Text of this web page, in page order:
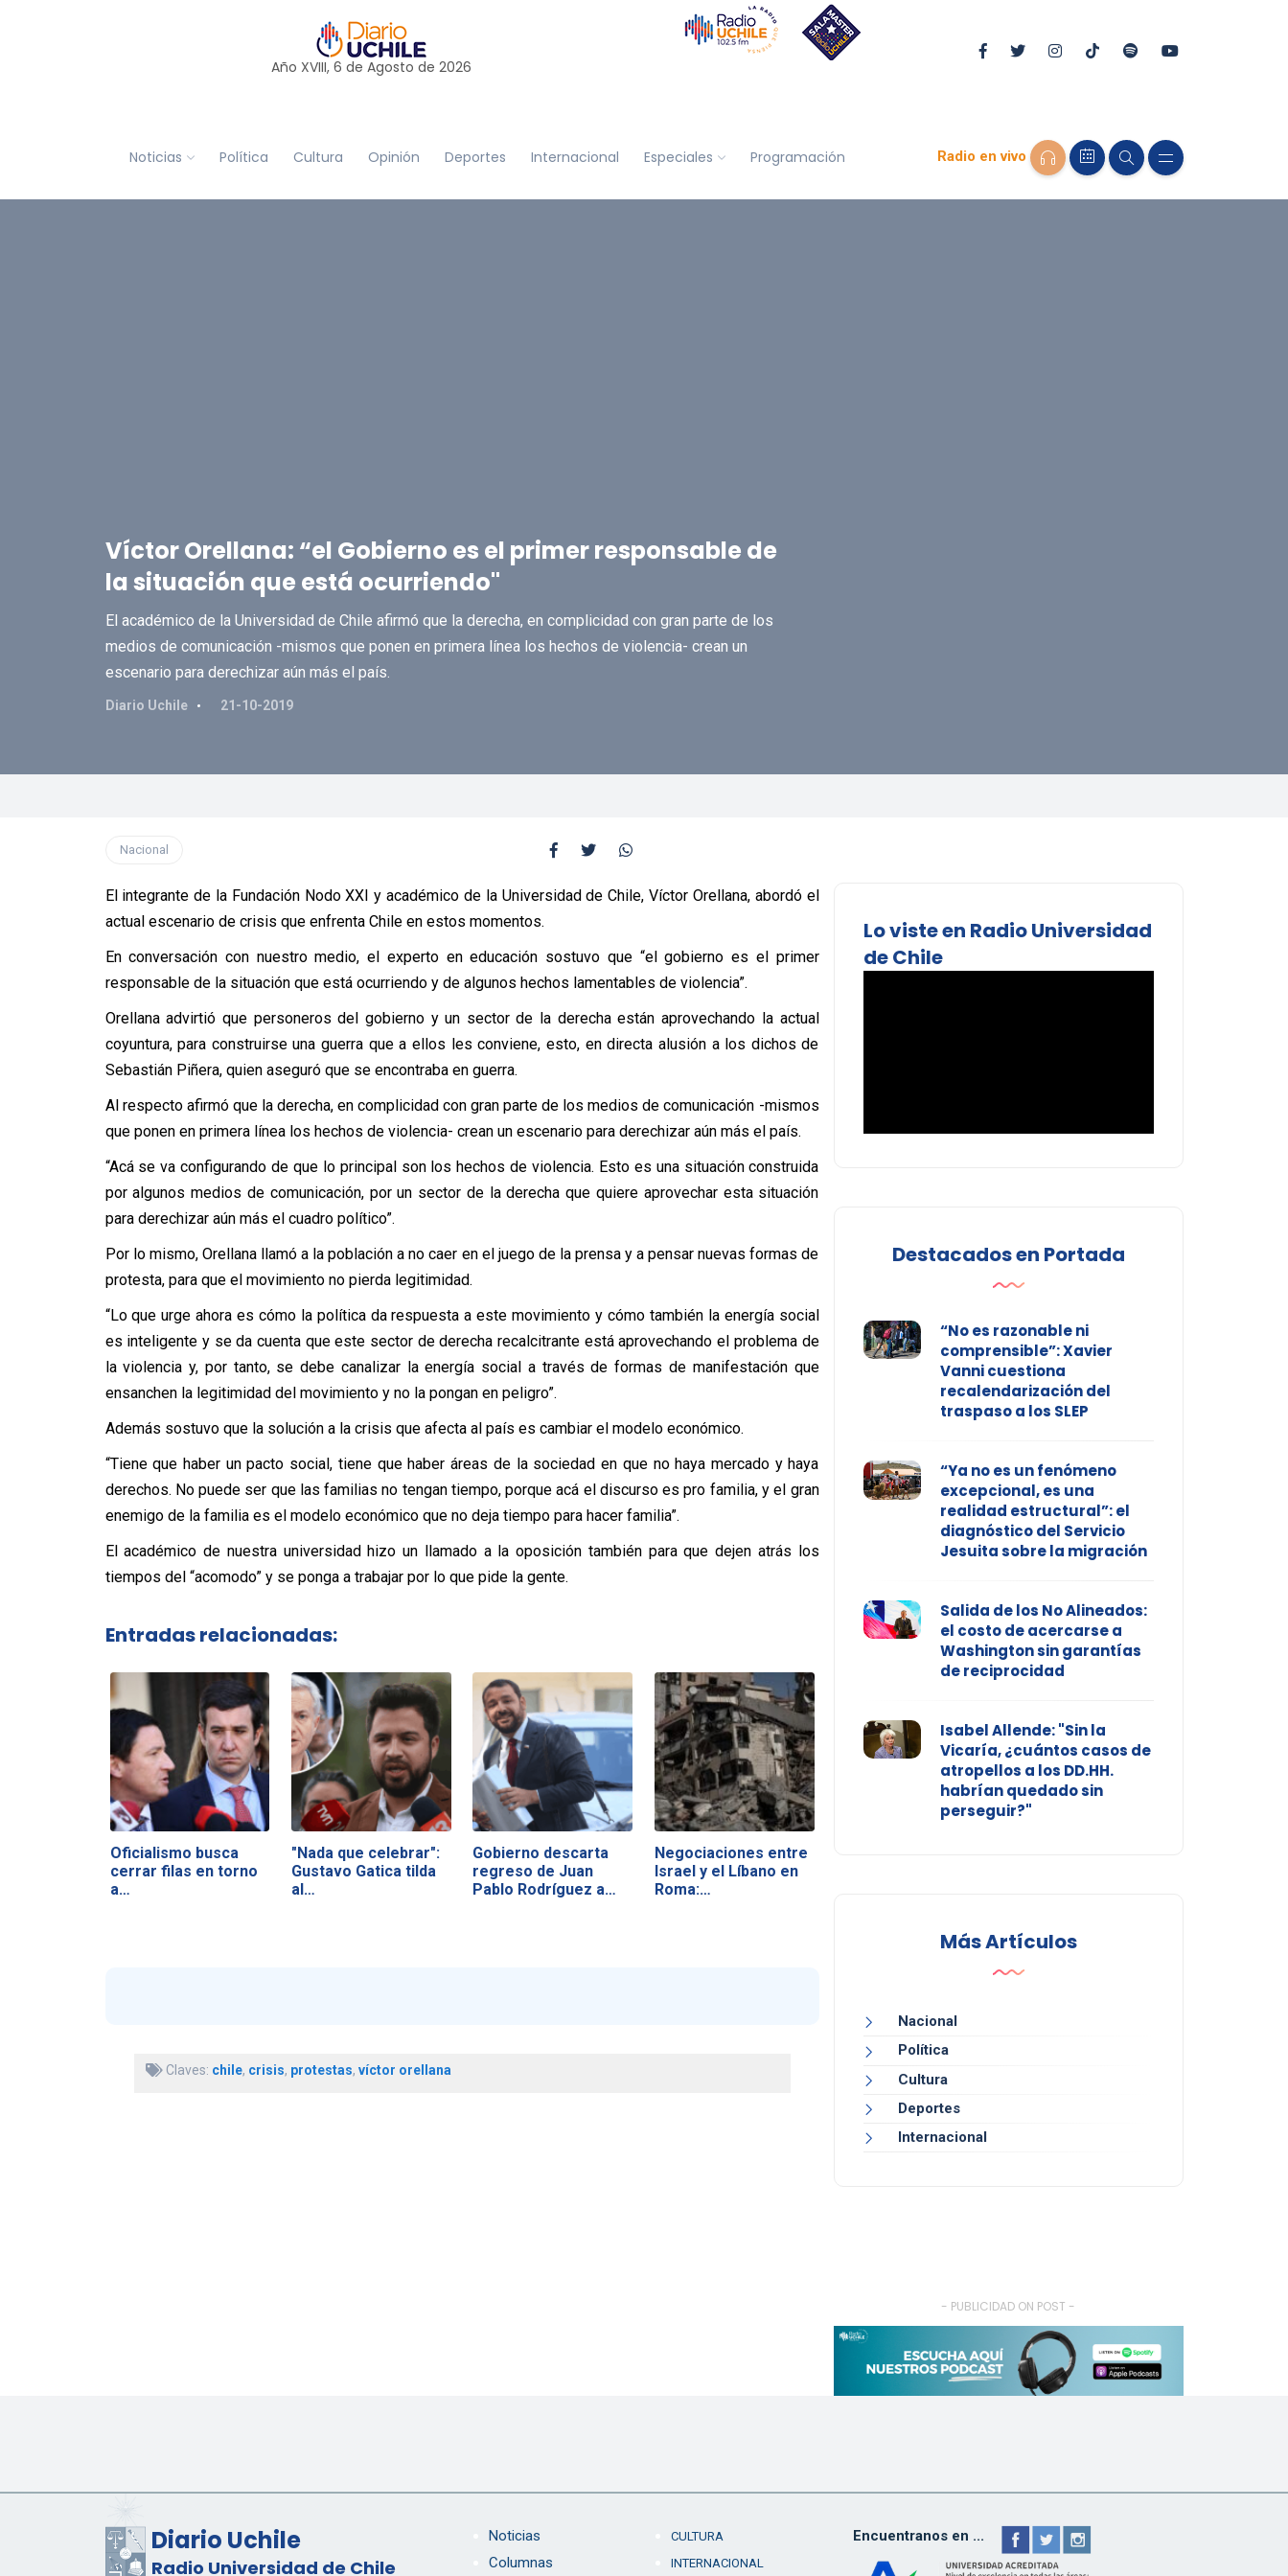
Año XVIII, 6 de Agosto de 2026
Noticias Política Cultura Opinión Deportes Internacional Especiales Programación Radio en vivo
Víctor Orellana: “el Gobierno es el primer responsable de
la situación que está ocurriendo"
El académico de la Universidad de Chile afirmó que la derecha, en complicidad con gran parte de los
medios de comunicación -mismos que ponen en primera línea los hechos de violencia- crean un
escenario para derechizar aún más el país.
Diario Uchile 21-10-2019
Nacional
El integrante de la Fundación Nodo XXI y académico de la Universidad de Chile, Víctor Orellana, abordó el
actual escenario de crisis que enfrenta Chile en estos momentos.
En conversación con nuestro medio, el experto en educación sostuvo que “el gobierno es el primer
responsable de la situación que está ocurriendo y de algunos hechos lamentables de violencia”.
Orellana advirtió que personeros del gobierno y un sector de la derecha están aprovechando la actual
coyuntura, para construirse una guerra que a ellos les conviene, esto, en directa alusión a los dichos de
Sebastián Piñera, quien aseguró que se encontraba en guerra.
Al respecto afirmó que la derecha, en complicidad con gran parte de los medios de comunicación -mismos
que ponen en primera línea los hechos de violencia- crean un escenario para derechizar aún más el país.
“Acá se va configurando de que lo principal son los hechos de violencia. Esto es una situación construida
por algunos medios de comunicación, por un sector de la derecha que quiere aprovechar esta situación
para derechizar aún más el cuadro político”.
Por lo mismo, Orellana llamó a la población a no caer en el juego de la prensa y a pensar nuevas formas de
protesta, para que el movimiento no pierda legitimidad.
“Lo que urge ahora es cómo la política da respuesta a este movimiento y cómo también la energía social
es inteligente y se da cuenta que este sector de derecha recalcitrante está aprovechando el problema de
la violencia y, por tanto, se debe canalizar la energía social a través de formas de manifestación que
ensanchen la legitimidad del movimiento y no la pongan en peligro”.
Además sostuvo que la solución a la crisis que afecta al país es cambiar el modelo económico.
“Tiene que haber un pacto social, tiene que haber áreas de la sociedad en que no haya mercado y haya
derechos. No puede ser que las familias no tengan tiempo, porque acá el discurso es pro familia, y el gran
enemigo de la familia es el modelo económico que no deja tiempo para hacer familia”.
El académico de nuestra universidad hizo un llamado a la oposición también para que dejen atrás los
tiempos del “acomodo” y se ponga a trabajar por lo que pide la gente.
Entradas relacionadas:
Oficialismo busca
cerrar filas en torno
a…
"Nada que celebrar":
Gustavo Gatica tilda
al…
Gobierno descarta
regreso de Juan
Pablo Rodríguez a
Negociaciones entre
Israel y el Líbano en
Roma:…
Claves: chile, crisis, protestas, víctor orellana
Lo viste en Radio Universidad
de Chile
Destacados en Portada
“No es razonable ni
comprensible”: Xavier
Vanni cuestiona
recalendarización del
traspaso a los SLEP
“Ya no es un fenómeno
excepcional, es una
realidad estructural”: el
diagnóstico del Servicio
Jesuita sobre la migración
Salida de los No Alineados:
el costo de acercarse a
Washington sin garantías
de reciprocidad
Isabel Allende: "Sin la
Vicaría, ¿cuántos casos de
atropellos a los DD.HH.
habrían quedado sin
perseguir?"
Más Artículos
Nacional
Política
Cultura
Deportes
Internacional
- PUBLICIDAD ON POST -
Diario Uchile
Radio Universidad de Chile
Noticias
Columnas
CULTURA
INTERNACIONAL
Encuentranos en ...